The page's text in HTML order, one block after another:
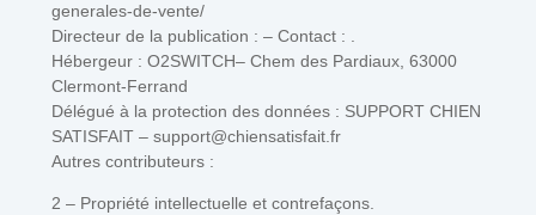
generales-de-vente/
Directeur de la publication : – Contact : .
Hébergeur : O2SWITCH– Chem des Pardiaux, 63000
Clermont-Ferrand
Délégué à la protection des données : SUPPORT CHIEN
SATISFAIT – support@chiensatisfait.fr
Autres contributeurs :
2 – Propriété intellectuelle et contrefaçons.